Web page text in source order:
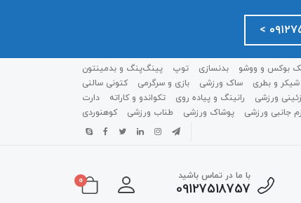
بوکس و ووشو بدنسازی توپ
پینگ‌پنگ و بدمينتون
شیکر و بطری ساک ورزشی بازی و سرگرمی
کتونی سالنی
ورزشی رانینگ و پیاده روی تکواندو و کاراته
دارت
جانبی ورزشی
پوشاک ورزشی طناب ورزشی کوهنوردی
با ما در تماس باشید
09127518757
0